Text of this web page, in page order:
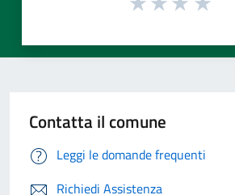
Contatta il comune
Leggi le domande frequenti
Richiedi Assistenza